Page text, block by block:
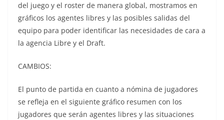
del juego y el roster de manera global, mostramos en
gráficos los agentes libres y las posibles salidas del
equipo para poder identificar las necesidades de cara a
la agencia Libre y el Draft.
CAMBIOS:
El punto de partida en cuanto a nómina de jugadores
se refleja en el siguiente gráfico resumen con los
jugadores que serán agentes libres y las situaciones